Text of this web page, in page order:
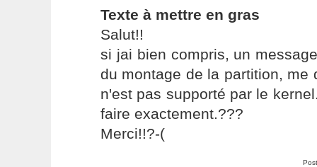
Texte à mettre en gras
Salut!!
si jai bien compris, un
du montage de la partition, me
n'est pas supporté par le
faire exactement.???
Merci!!?-(